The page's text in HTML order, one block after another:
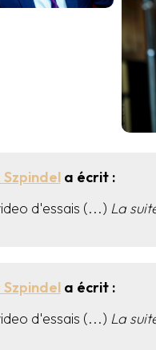
a écrit :
d'essais (...) La
a écrit :
d'essais (...) La